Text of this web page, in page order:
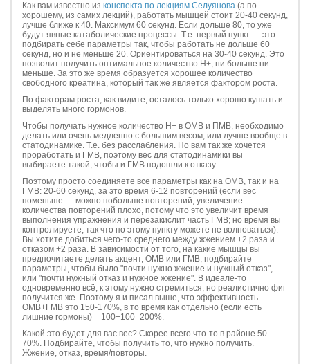
Как вам известно из конспекта по лекциям Селуянова (а по-
хорошему, из самих лекций), работать мышцей стоит 20-40 секунд,
лучше ближе к 40. Максимум 60 секунд. Если дольше 80, то уже
будут явные катаболические процессы. Т.е. первый пункт — это
подбирать себе параметры так, чтобы работать не дольше 60
секунд, но и не меньше 20. Ориентироваться на 30-40 секунд. Это
позволит получить оптимальное количество Н+, ни больше ни
меньше. За это же время образуется хорошее количество
свободного креатина, который так же является фактором роста.
По факторам роста, как видите, осталось только хорошо кушать и
выделять много гормонов.
Чтобы получать нужное количество Н+ в ОМВ и ПМВ, необходимо
делать или очень медленно с большим весом, или лучше вообще в
статодинамике. Т.е. без расслабления. Но вам так же хочется
проработать и ГМВ, поэтому вес для статодинамики вы
выбираете такой, чтобы и ГМВ подошли к отказу.
Поэтому просто соединяете все параметры как на ОМВ, так и на
ГМВ: 20-60 секунд, за это время 6-12 повторений (если вес
поменьше — можно побольше повторений; увеличение
количества повторений плохо, потому что это увеличит время
выполнения упражнения и перезакислит часть ГМВ; но время вы
контролируете, так что по этому пункту можете не волноваться).
Вы хотите добиться чего-то среднего между жжением +2 раза и
отказом +2 раза. В зависимости от того, на какие мышцы вы
предпочитаете делать акцент, ОМВ или ГМВ, подбирайте
параметры, чтобы было "почти нужно жжение и нужный отказ",
или "почти нужный отказ и нужное жжение". В идеале-то
одновременно всё, к этому нужно стремиться, но реалистично фиг
получится же. Поэтому я и писал выше, что эффективность
ОМВ+ГМВ это 150-170%, в то время как отдельно (если есть
лишние гормоны) = 100+100=200%.
Какой это будет для вас вес? Скорее всего что-то в районе 50-
70%. Подбирайте, чтобы получить то, что нужно получить.
Жжение, отказ, время/повторы.